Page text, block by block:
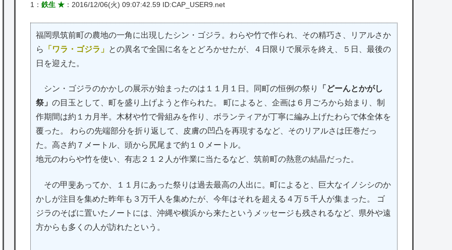
別課題消化時は別として
1： 鉄生 ★ ：2016/12/06(火) 09:07:42.59 ID:CAP_USER9.net
福岡県筑前町の農地の一角に出現したシン・ゴジラ。わらや竹で作られ、その精巧さ、リアルさか
ら
「ワラ・ゴジラ」 との異名で全国に名をとどろかせたが、４日限りで展示を終え、５日、最後の
日を迎えた。
シン・ゴジラのかかしの展示が始まったのは１１月１日。同町の恒例の祭り
「どーんとかがし
祭」 の目玉として、町を盛り上げようと作られた。 町によると、企画は６月ごろから始まり、制
作期間は約１カ月半。木材や竹で骨組みを作り、ボランティアが丁寧に編み上げたわらで体全体を
覆った。 わらの先端部分を折り返して、皮膚の凹凸を再現するなど、そのリアルさは圧巻だっ
た。高さ約７メートル、頭から尻尾まで約１０メートル。
地元のわらや竹を使い、有志２１２人が作業に当たるなど、筑前町の熱意の結晶だった。
その甲斐あってか、１１月にあった祭りは過去最高の人出に。町によると、巨大なイノシシのか
かしが注目を集めた昨年も３万千人を集めたが、今年はそれを超える４万５千人が集まった。 ゴ
ジラのそばに置いたノートには、沖縄や横浜から来たというメッセージも残されるなど、県外や遠
方からも多くの人が訪れたという。